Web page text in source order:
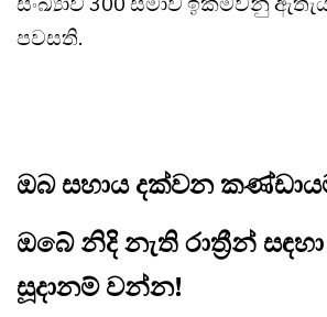
පවසති.
ඔබ සහාය දක්වන
ඔබේ නිදි නැති රාත්‍රීන්
සූදානම් වන්න!